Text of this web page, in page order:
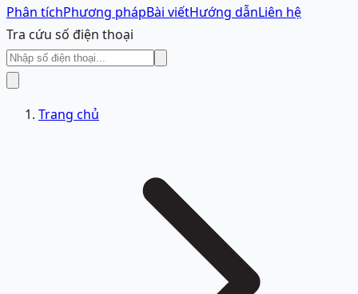
Phân tíchPhương phápBài viếtHướng dẫnLiên hệ
Tra cứu số điện thoại
Trang chủ